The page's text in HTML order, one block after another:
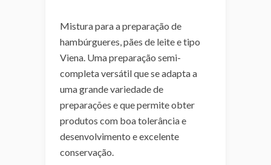
Mistura para a preparação de
hambúrgueres, pães de leite e tipo
Viena. Uma preparação semi-
completa versátil que se adapta a
uma grande variedade de
preparações e que permite obter
produtos com boa tolerância e
desenvolvimento e excelente
conservação.